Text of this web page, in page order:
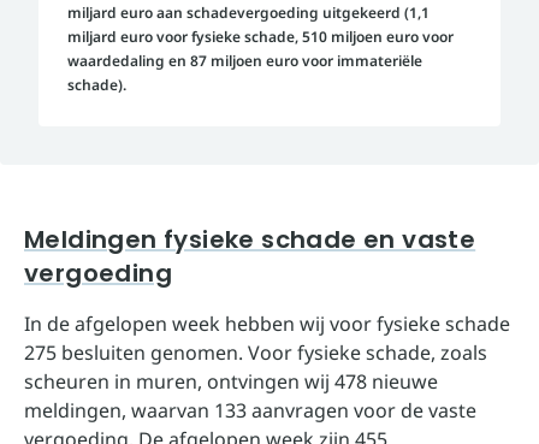
miljard euro aan schadevergoeding uitgekeerd (1,1
miljard euro voor fysieke schade, 510 miljoen euro voor
waardedaling en 87 miljoen euro voor immateriële
schade).
Meldingen fysieke schade en vaste
vergoeding
In de afgelopen week hebben wij voor fysieke schade
275 besluiten genomen. Voor fysieke schade, zoals
scheuren in muren, ontvingen wij 478 nieuwe
meldingen, waarvan 133 aanvragen voor de vaste